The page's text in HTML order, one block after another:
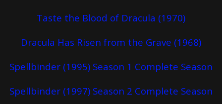
Taste the Blood of Dracula (1970)
Dracula Has Risen from the Grave (1968)
Spellbinder (1995) Season 1 Complete Season
Spellbinder (1997) Season 2 Complete Season